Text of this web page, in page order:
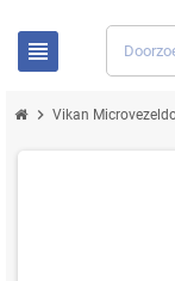
view_headline
chevron_right Vikan